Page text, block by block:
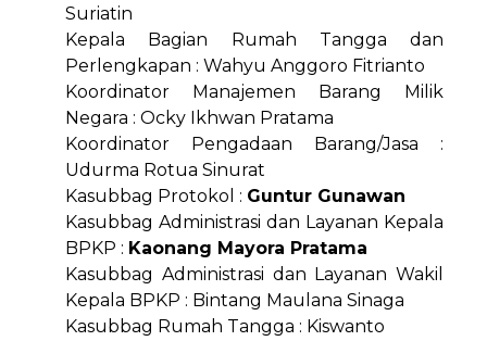
Suriatin
Kepala Bagian Rumah Tangga dan
Perlengkapan : Wahyu Anggoro Fitrianto
Koordinator Manajemen Barang Milik
Negara : Ocky Ikhwan Pratama
Koordinator Pengadaan Barang/Jasa :
Udurma Rotua Sinurat
Kasubbag Protokol : Guntur Gunawan
Kasubbag Administrasi dan Layanan Kepala
BPKP : Kaonang Mayora Pratama
Kasubbag Administrasi dan Layanan Wakil
Kepala BPKP : Bintang Maulana Sinaga
Kasubbag Rumah Tangga : Kiswanto